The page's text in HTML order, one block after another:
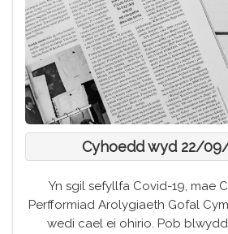
Cyhoedd wyd 22/
Yn sgil sefyllfa Covid-19, mae
Perfformiad Arolygiaeth Gofal
wedi cael ei ohirio. Pob